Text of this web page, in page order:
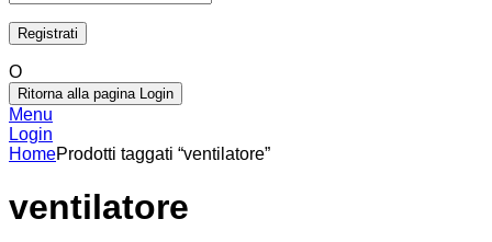
O
Ritorna alla pagina Login
Menu
Login
HomeProdotti taggati “ventilatore”
ventilatore